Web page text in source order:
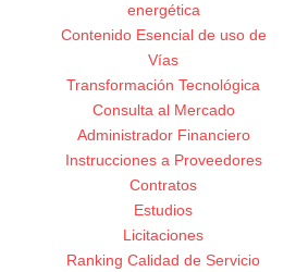
energética
Contenido Esencial de uso de
Vías
Transformación Tecnológica
Consulta al Mercado
Administrador Financiero
Instrucciones a Proveedores
Contratos
Estudios
Licitaciones
Ranking Calidad de Servicio